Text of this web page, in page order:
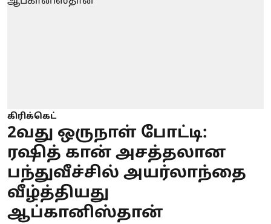
கிரிக்கெட்
2வது ஒருநாள் போட்டி:
ரஷித் கான் அசத்தலான
பந்துவீச்சில் அயர்லாந்தை
வீழ்த்தியது
ஆப்கானிஸ்தான்